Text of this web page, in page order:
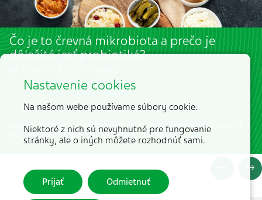
Čo je to črevná mikrobiota a prečo je
dôležité jesť probiotiká?
Vaše črevá nie sú len tráviaca trubica, sú domovom biliónov baktérií,
ktoré ovplyvňujú imunitu, trávenie aj psychiku.
Nastavenie cookies
Na našom webe používame súbory cookie.
Niektoré z nich sú nevyhnutné pre fungovanie
stránky, ale o iných môžete rozhodnúť sami.
Prijať Odmietnuť